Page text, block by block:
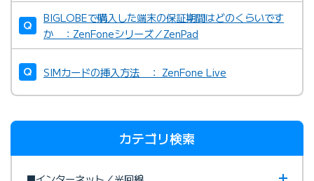
BIGLOBEで購入した端末の保証期間はどのくらいです
か ：ZenFoneシリーズ／ZenPad
SIMカードの挿入方法 ： ZenFone Live
カテゴリ検索